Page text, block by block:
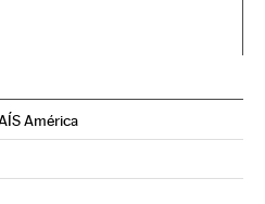
América
en Twitteren Instagram
Brasil en Facebook